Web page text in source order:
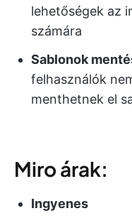
lehetőségek az
számára
Sablonok
felhasználók
menthetnek el
Miro árak:
Ingyenes